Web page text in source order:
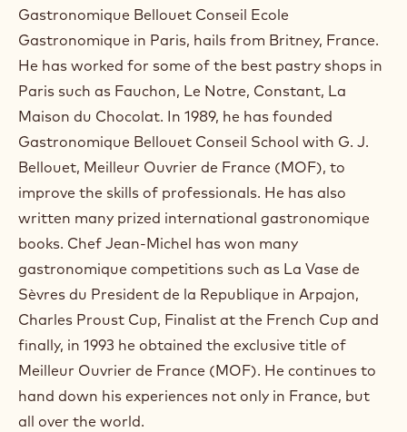
a
g
a
m
.
O
e
n
i
n
n
e
w
i
n
o
Gastronomique Bellouet Conseil Ecole
Gastronomique in Paris, hails from Britney, France.
He has worked for some of the best pastry shops in
Paris such as Fauchon, Le Notre, Constant, La
Maison du Chocolat. In 1989, he has founded
Gastronomique Bellouet Conseil School with G. J.
Bellouet, Meilleur Ouvrier de France (MOF), to
improve the skills of professionals. He has also
written many prized international gastronomique
books. Chef Jean-Michel has won many
gastronomique competitions such as La Vase de
Sèvres du President de la Republique in Arpajon,
Charles Proust Cup, Finalist at the French Cup and
finally, in 1993 he obtained the exclusive title of
Meilleur Ouvrier de France (MOF). He continues to
hand down his experiences not only in France, but
all over the world.